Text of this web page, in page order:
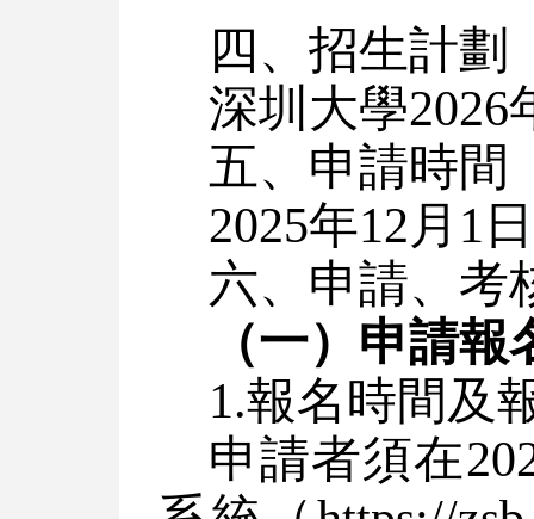
四、招生計劃
深圳大學
五、申請時間
2025年12月1
六、申請、考
（一）申請報
1.報名時間及
申請者須在